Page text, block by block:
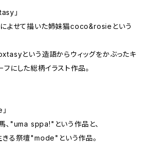
」
によせて描いた姉妹猫coco&rosieという
という造語からウィッグをかぶったキ
にした総柄イラスト作品。
、"uma sppa!"という作品と、
きる祭壇"mode"という作品。